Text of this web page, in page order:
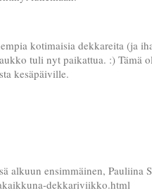
kotimaisia dekkareita (ja
tuli nyt paikattua. :) Tämä
kesäpäiville.
alkuun ensimmäinen, Pauliina
dekkariviikko.html